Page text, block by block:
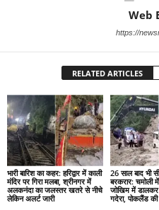
Web
https://
RELATED ARTICLES
भारी बारिश का कहर: हरिद्वार में काली
मंदिर पर गिरा मलबा, श्रीनगर में
अलकनंदा का जलस्तर खतरे से नीचे
लेकिन अलर्ट जारी
26 साल बाद भी
बरकरार: चमोली
जोखिम में डालकर
गदेरा, पोकलैंड